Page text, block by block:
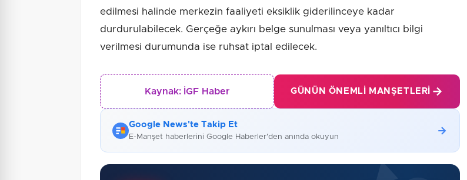
edilmesi halinde merkezin faaliyeti eksiklik giderilinceye kadar
durdurulabilecek. Gerçeğe aykırı belge sunulması veya yanıltıcı bilgi
verilmesi durumunda ise ruhsat iptal edilecek.
Kaynak: İGF Haber GÜNÜN ÖNEMLI MANŞETLERI
Google News'te Takip Et
E-Manşet haberlerini Google Haberler'den anında okuyun